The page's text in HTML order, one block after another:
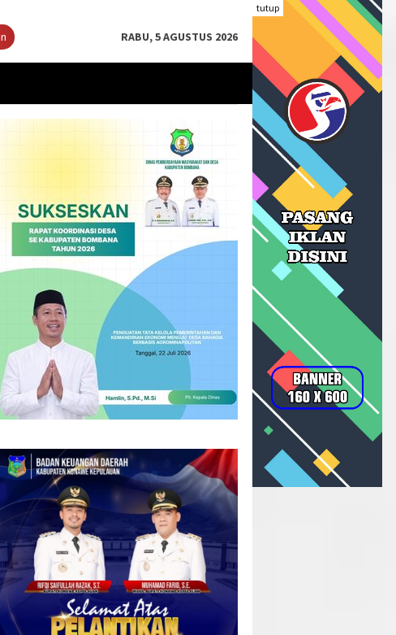
tutup
RABU, 5 AGUSTUS 2026